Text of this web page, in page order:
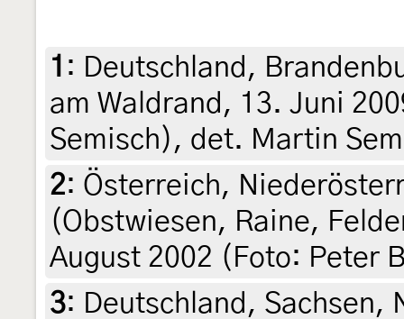
1 : Deutschland,
am Waldrand, 13. Juni
Semisch), det. Martin
2: Österreich,
(Obstwiesen, Raine,
August 2002 (Foto: Peter
3: Deutschland, Sachsen,